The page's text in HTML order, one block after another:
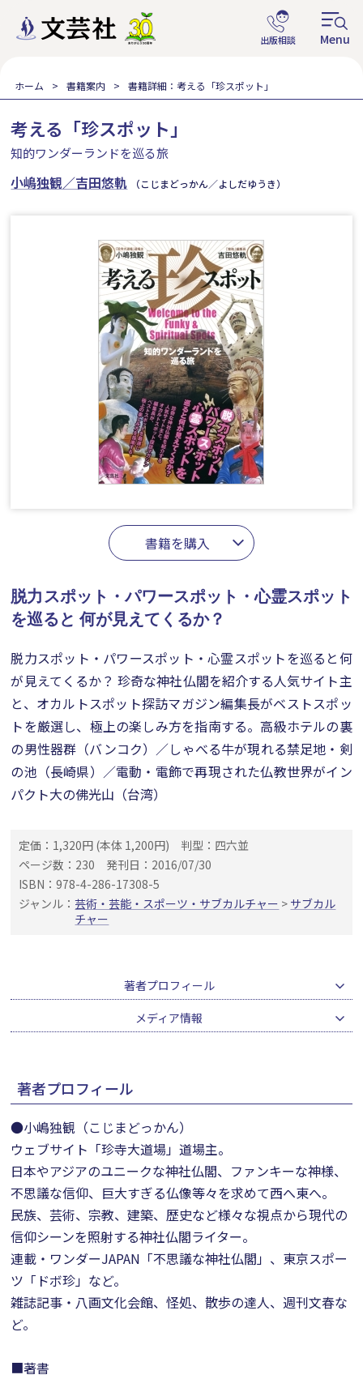
ホーム 書籍案内 書籍詳細：考える「珍スポット」
考える「珍スポット」
知的ワンダーランドを巡る旅
小嶋独観／吉田悠軌 （こじまどっかん／よしだゆうき）
書籍を購入
脱力スポット・パワースポット・心霊スポット
を巡ると 何が見えてくるか？
脱力スポット・パワースポット・心霊スポットを巡ると何
が見えてくるか？ 珍奇な神社仏閣を紹介する人気サイト主
と、オカルトスポット探訪マガジン編集長がベストスポッ
トを厳選し、極上の楽しみ方を指南する。高級ホテルの裏
の男性器群（バンコク）／しゃべる牛が現れる禁足地・剣
の池（長崎県）／電動・電飾で再現された仏教世界がイン
パクト大の佛光山（台湾）
定価：1,320円 (本体 1,200円)
判型：四六並
ページ数：230
発刊日：2016/07/30
ISBN：978-4-286-17308-5
ジャンル：芸術・芸能・スポーツ・サブカルチャー > サブカル
チャー
著者プロフィール
メディア情報
著者プロフィール
●小嶋独観（こじまどっかん）
ウェブサイト「珍寺大道場」道場主。
日本やアジアのユニークな神社仏閣、ファンキーな神様、
不思議な信仰、巨大すぎる仏像等々を求めて西へ東へ。
民族、芸術、宗教、建築、歴史など様々な視点から現代の
信仰シーンを照射する神社仏閣ライター。
連載・ワンダーJAPAN「不思議な神社仏閣」、東京スポー
ツ「ドボ珍」など。
雑誌記事・八画文化会館、怪処、散歩の達人、週刊文春な
ど。
■著書